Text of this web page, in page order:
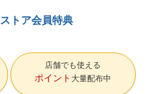
トア会員特典
店舗でも使える
ポイント 大量配布中